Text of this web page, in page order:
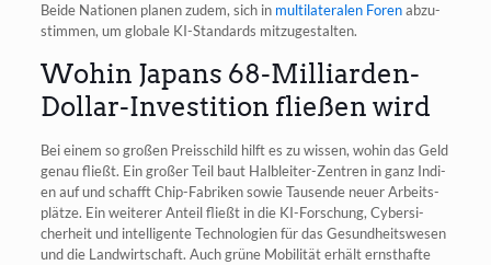
Bei­de Natio­nen pla­nen zudem, sich in mul­ti­la­te­ra­len Forenabzu­
stim­men, um glo­ba­le KI-Stan­dards mitzugestalten.
Wohin Japans 68-Milliarden-
Dollar-Investition fließen wird
Bei einem so gro­ßen Preis­schild hilft es zu wis­sen, wohin das Geld
genau fließt. Ein gro­ßer Teil baut Halb­lei­ter-Zen­tren in ganz Indi­
en auf und schafft Chip-Fabri­ken sowie Tau­sen­de neu­er Arbeits­
plät­ze. Ein wei­te­rer Anteil fließt in die KI-For­schung, Cyber­si­
cher­heit und intel­li­gen­te Tech­no­lo­gien für das Gesund­heits­we­sen
und die Land­wirt­schaft. Auch grü­ne Mobi­li­tät erhält ernst­haf­te